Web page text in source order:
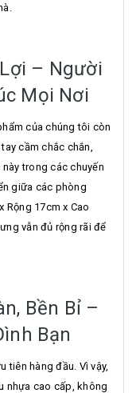
– Người
Mọi Nơi
của chúng tôi còn
cầm chắc chắn,
trong các chuyến
giữa các phòng
Rộng 17cm x Cao
vẫn đủ rộng rãi để
Bền Bỉ –
Bạn
tiên hàng đầu. Vì vậy,
nhựa cao cấp, không